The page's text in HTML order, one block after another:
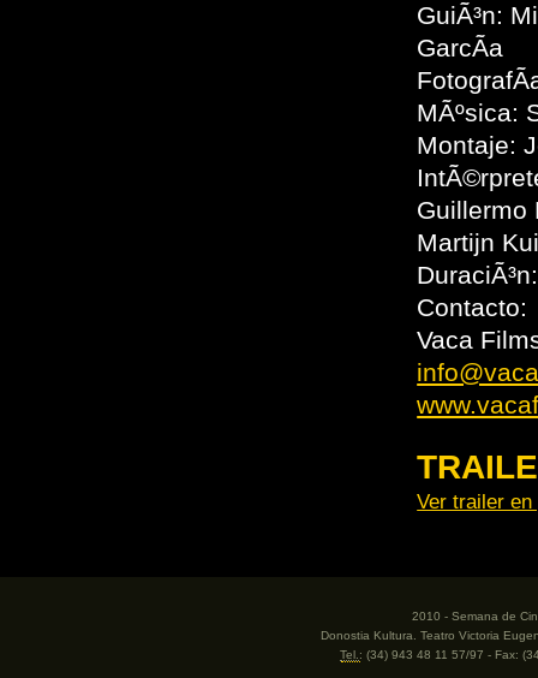
GuiÃ³n:
GarcÃ­a
MÃºsica:
Montaje:
Guillermo
Martijn
Contacto:
Vaca
Ver trailer en
2010 - Semana de
Donostia Kultura. Teatro Victoria
Tel. : (34) 943 48 11 57/97 - Fax: